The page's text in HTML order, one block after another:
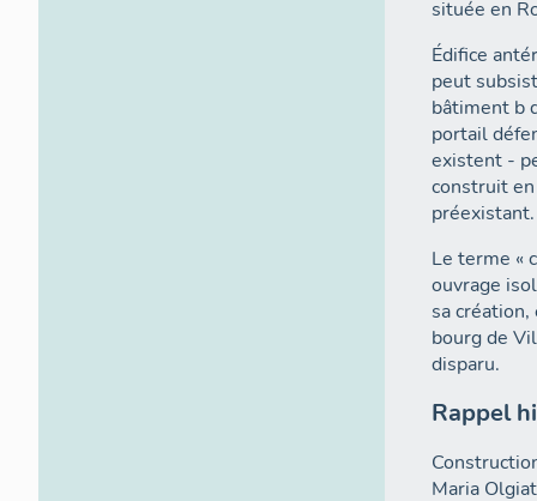
située en
Édifice
peut
bâtiment b
portail
existent -
construit
préexistant.
Le terme «
ouvrage
sa
bourg de
disparu.
Rappel
Maria